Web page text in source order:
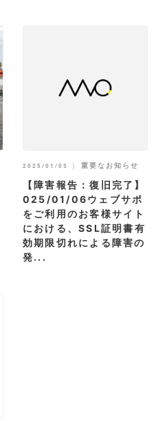
2025/01/05 ｜ 重要なお知らせ
【障害報告：復旧完了】
025/01/06ウェブサポ
をご利用のお客様サイト
における、SSL証明書有
効期限切れによる障害の
発...